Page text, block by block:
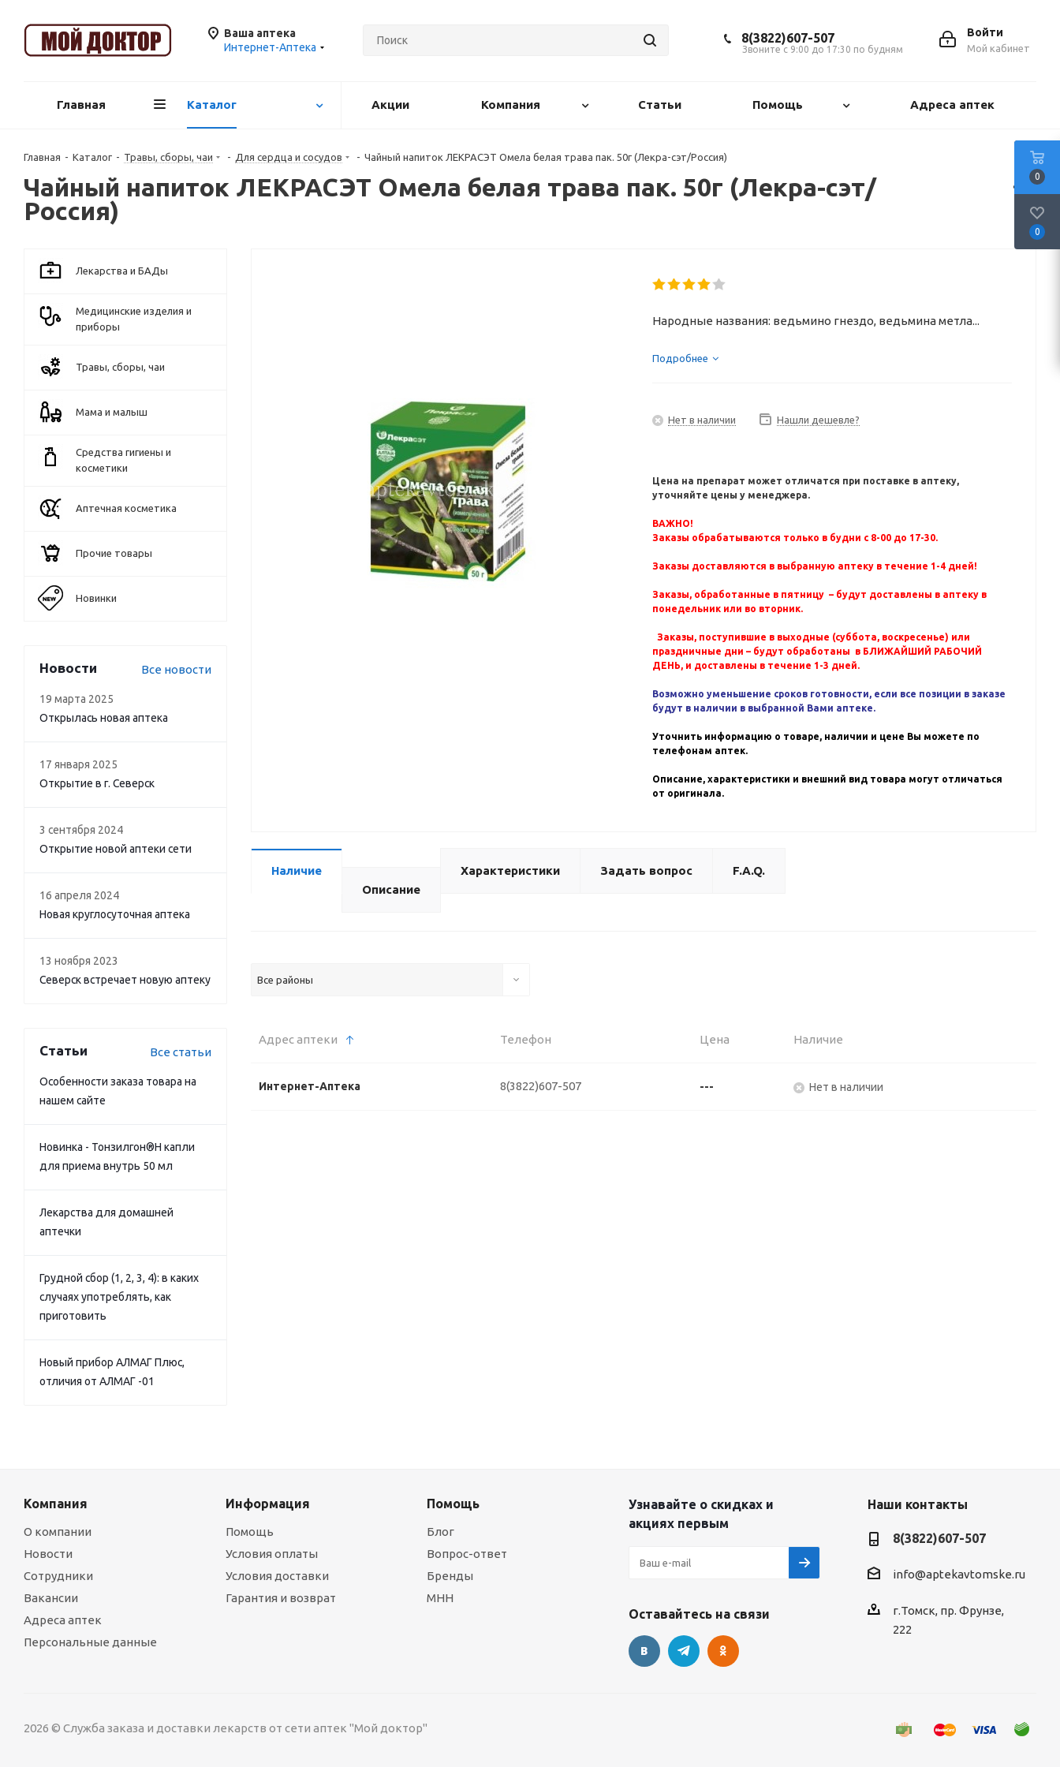
Ваша аптека
Интернет-Аптека
Войти
Мой кабинет
8(3822)607-507
Звоните с 9:00 до 17:30 по будням
Главная Каталог Акции Компания Статьи Помощь Адреса аптек
Главная - Каталог - Травы, сборы, чаи - Для сердца и сосудов - Чайный напиток ЛЕКРАСЭТ Омела белая трава пак. 50г (Лекра-сэт/Россия)
Чайный напиток ЛЕКРАСЭТ Омела белая трава пак. 50г (Лекра-сэт/
Россия)
Народные названия: ведьмино гнездо, ведьмина метла...
Подробнее
Нет в наличии Нашли дешевле?
Цена на препарат может отличатся при поставке в аптеку,
уточняйте цены у менеджера.
ВАЖНО!
Заказы обрабатываются только в будни с 8-00 до 17-30.
Заказы доставляются в выбранную аптеку в течение 1-4 дней!
Заказы, обработанные в пятницу – будут доставлены в аптеку в
понедельник или во вторник.
Заказы, поступившие в выходные (суббота, воскресенье) или
праздничные дни – будут обработаны в БЛИЖАЙШИЙ РАБОЧИЙ
ДЕНЬ, и доставлены в течение 1-3 дней.
Возможно уменьшение сроков готовности, если все позиции в заказе
будут в наличии в выбранной Вами аптеке.
Уточнить информацию о товаре, наличии и цене Вы можете по
телефонам аптек.
Описание, характеристики и внешний вид товара могут отличаться
от оригинала.
Наличие
Описание
Характеристики Задать вопрос F.A.Q.
Все районы
Адрес аптеки Телефон Цена Наличие
Интернет-Аптека 8(3822)607-507 --- Нет в наличии
Лекарства и БАДы
Медицинские изделия и
приборы
Травы, сборы, чаи
Мама и малыш
Средства гигиены и
косметики
Аптечная косметика
Прочие товары
Новинки
Новости Все новости
19 марта 2025
Открылась новая аптека
17 января 2025
Открытие в г. Северск
3 сентября 2024
Открытие новой аптеки сети
16 апреля 2024
Новая круглосуточная аптека
13 ноября 2023
Северск встречает новую аптеку
Статьи Все статьи
Особенности заказа товара на
нашем сайте
Новинка - Тонзилгон®Н капли
для приема внутрь 50 мл
Лекарства для домашней
аптечки
Грудной сбор (1, 2, 3, 4): в каких
случаях употреблять, как
приготовить
Новый прибор АЛМАГ Плюс,
отличия от АЛМАГ -01
Компания
О компании
Новости
Сотрудники
Вакансии
Адреса аптек
Персональные данные
Информация
Помощь
Условия оплаты
Условия доставки
Гарантия и возврат
Помощь
Блог
Вопрос-ответ
Бренды
МНН
Узнавайте о скидках и
акциях первым
Оставайтесь на связи
Наши контакты
8(3822)607-507
info@aptekavtomske.ru
г.Томск, пр. Фрунзе,
222
2026 © Служба заказа и доставки лекарств от сети аптек "Мой доктор"
0
0